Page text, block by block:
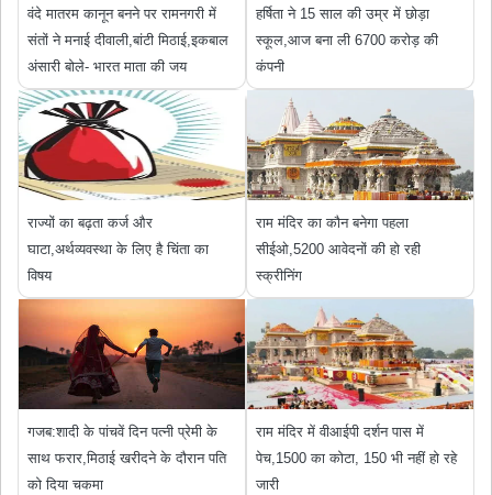
वंदे मातरम कानून बनने पर रामनगरी में
संतों ने मनाई दीवाली,बांटी मिठाई,इकबाल
अंसारी बोले- भारत माता की जय
हर्षिता ने 15 साल की उम्र में छोड़ा
स्कूल,आज बना ली 6700 करोड़ की
कंपनी
राज्यों का बढ़ता कर्ज और
घाटा,अर्थव्यवस्था के लिए है चिंता का
विषय
राम मंदिर का कौन बनेगा पहला
सीईओ,5200 आवेदनों की हो रही
स्क्रीनिंग
गजब:शादी के पांचवें दिन पत्नी प्रेमी के
साथ फरार,मिठाई खरीदने के दौरान पति
को दिया चकमा
राम मंदिर में वीआईपी दर्शन पास में
पेच,1500 का कोटा, 150 भी नहीं हो रहे
जारी